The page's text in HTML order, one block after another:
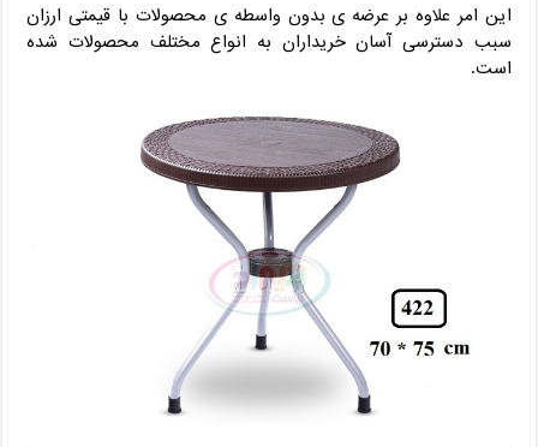
این امر علاوه بر عرضه ی بدون واسطه ی محصولات با قیمتی ارزان
سبب دسترسی آسان خریداران به انواع مختلف محصولات شده
است.